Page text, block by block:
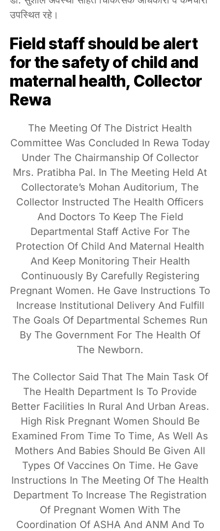
उपस्थित रहे।
Field staff should be alert
for the safety of child and
maternal health, Collector
Rewa
The Meeting Of The District Health
Committee Was Concluded In Rewa Today
Under The Chairmanship Of Collector
Mrs. Pratibha Pal. In The Meeting Held At
Collectorate’s Mohan Auditorium, The
Collector Instructed The Health Officers
And Doctors To Keep The Field
Departmental Staff Active For The
Protection Of Child And Maternal Health
And Keep Monitoring Their Health
Continuously By Carefully Registering
Pregnant Women. He Gave Instructions To
Increase Institutional Delivery And Fulfill
The Goals Of Departmental Schemes Run
By The Government For The Health Of
The Newborn.
The Collector Said That The Main Task Of
The Health Department Is To Provide
Better Facilities In Rural And Urban Areas.
High Risk Pregnant Women Should Be
Examined From Time To Time, As Well As
Mothers And Babies Should Be Given All
Types Of Vaccines On Time. He Gave
Instructions In The Meeting Of The Health
Department To Increase The Registration
Of Pregnant Women With The
Coordination Of ASHA And ANM And To